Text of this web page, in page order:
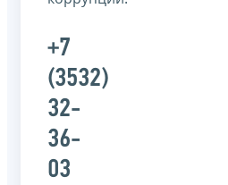
+7
(3532)
32-
36-
03